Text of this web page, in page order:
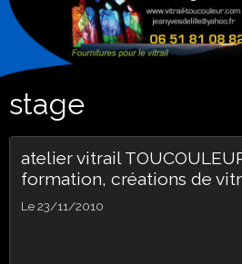
stage
atelier vitrail
formation, créations de
Le 23/11/2010